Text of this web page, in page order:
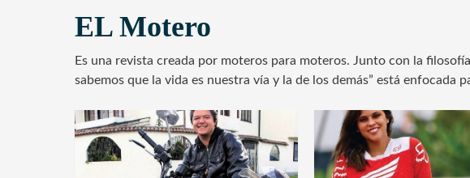
EL Motero
Es una revista creada por moteros para moteros. Junto con la
sabemos que la vida es nuestra vía y la de los demás” está